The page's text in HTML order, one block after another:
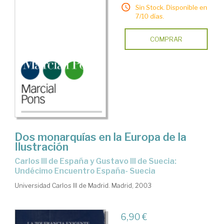
Sin Stock. Disponible en
7/10 días.
COMPRAR
Dos monarquías en la Europa de la
Ilustración
Carlos III de España y Gustavo III de Suecia:
Undécimo Encuentro España- Suecia
Universidad Carlos III de Madrid. Madrid, 2003
6,90 €